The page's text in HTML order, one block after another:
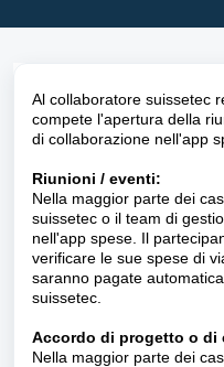
Al collaboratore suissetec
compete l'apertura della
di collaborazione nell'app
Riunioni / eventi:
Nella maggior parte dei
suissetec o il team di
nell'app spese. Il
verificare le sue spese di
saranno pagate
suissetec.
Accordo di progetto o di
Nella maggior parte dei